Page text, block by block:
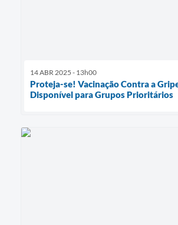
14 ABR 2025 - 13h00
Proteja-se! Vacinação Contra a
Disponível para Grupos Prioritários